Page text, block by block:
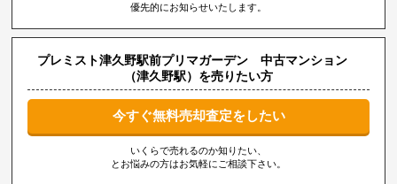
優先的にお知らせいたします。
プレミスト津久野駅前プリマガーデン 中古マンション
（津久野駅）を売りたい方
今すぐ無料売却査定をしたい
いくらで売れるのか知りたい、
とお悩みの方はお気軽にご相談下さい。